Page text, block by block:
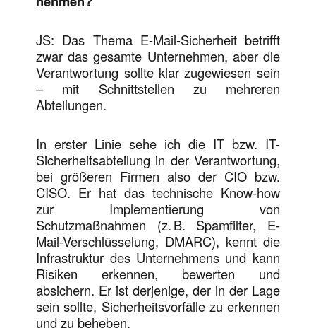
JS: Das Thema E-Mail-Sicherheit betrifft
zwar das gesamte Unternehmen, aber die
Verantwortung sollte klar zugewiesen sein
– mit Schnittstellen zu mehreren
Abteilungen.
In erster Linie sehe ich die IT bzw. IT-
Sicherheitsabteilung in der Verantwortung,
bei größeren Firmen also der CIO bzw.
CISO. Er hat das technische Know-how
zur Implementierung von
Schutzmaßnahmen (z. B. Spamfilter, E-
Mail-Verschlüsselung, DMARC), kennt die
Infrastruktur des Unternehmens und kann
Risiken erkennen, bewerten und
absichern. Er ist derjenige, der in der Lage
sein sollte, Sicherheitsvorfälle zu erkennen
und zu beheben.